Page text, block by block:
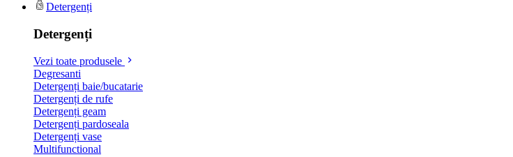
Detergenți
Detergenți
Vezi toate produsele
Degresanti
Detergenți baie/bucatarie
Detergenți de rufe
Detergenți geam
Detergenți pardoseala
Detergenți vase
Multifunctional